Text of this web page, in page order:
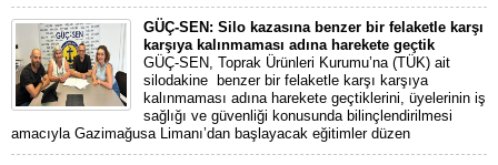
GÜÇ-SEN: Silo kazasına benzer bir felaketle karşı
karşıya kalınmaması adına harekete geçtik
GÜÇ-SEN, Toprak Ürünleri Kurumu’na (TÜK) ait
silodakine benzer bir felaketle karşı karşıya
kalınmaması adına harekete geçtiklerini, üyelerinin iş
sağlığı ve güvenliği konusunda bilinçlendirilmesi
amacıyla Gazimağusa Limanı’dan başlayacak eğitimler düzen